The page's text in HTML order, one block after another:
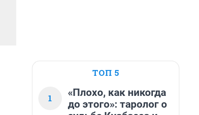
ТОП 5
1
«Плохо, как никогда
до этого»: таролог о